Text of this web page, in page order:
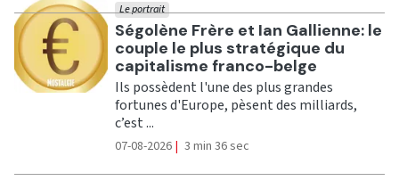
Ecouter
Ségolène Frère et Ian Gallienne: le
couple le plus stratégique du
capitalisme franco-belge
Le portrait
Ils possèdent l'une des plus grandes
fortunes d'Europe, pèsent des milliards,
c’est ...
07-08-2026 | 3 min 36 sec